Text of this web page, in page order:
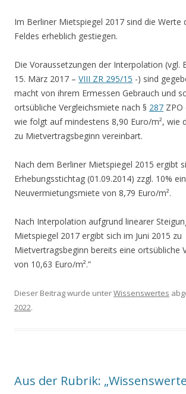
Im Berliner Mietspiegel 2017 sind die Werte
Feldes erheblich gestiegen.
Die Voraussetzungen der Interpolation (vgl.
15. März 2017 – VIII ZR 295/15 -) sind
macht von ihrem Ermessen Gebrauch und
ortsübliche Vergleichsmiete nach § 287 ZPO
wie folgt auf mindestens 8,90 Euro/m², wie
zu Mietvertragsbeginn vereinbart.
Nach dem Berliner Mietspiegel 2015 ergibt
Erhebungsstichtag (01.09.2014) zzgl. 10%
Neuvermietungsmiete von 8,79 Euro/m².
Nach Interpolation aufgrund linearer
Mietspiegel 2017 ergibt sich im Juni 2015 zu
Mietvertragsbeginn bereits eine ortsübliche
von 10,63 Euro/m².”
Dieser Beitrag wurde unterWissenswertes
2022.
Aus der Rubrik: